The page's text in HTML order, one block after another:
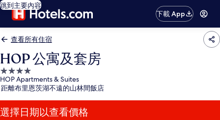
跳到主要內容
下載 App
查看所有住宿
HOP 公寓及套房
4.0
星
級
住
宿
HOP Apartments & Suites
距離布里恩茨湖不遠的山林間飯店
選擇日期以查看價格